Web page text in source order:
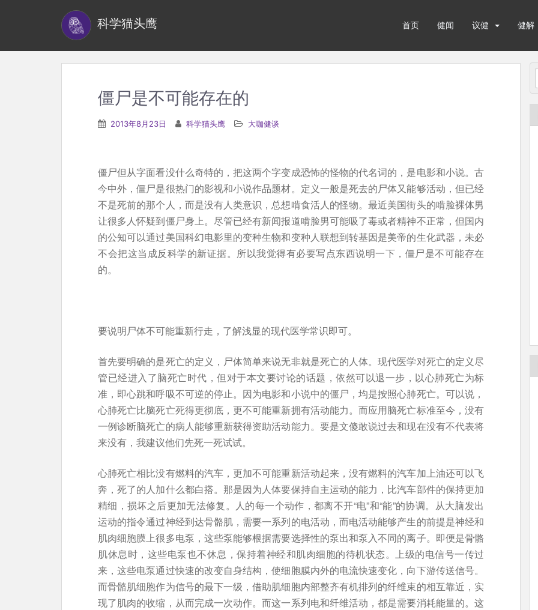
科学猫头鹰 首页 健闻 议健 健解
僵尸是不可能存在的
2013年8月23日 科学猫头鹰 大咖健谈
僵尸但从字面看没什么奇特的，把这两个字变成恐怖的怪物的代名词的，是电影和小说。古
今中外，僵尸是很热门的影视和小说作品题材。定义一般是死去的尸体又能够活动，但已经
不是死前的那个人，而是没有人类意识，总想啃食活人的怪物。最近美国街头的啃脸裸体男
让很多人怀疑到僵尸身上。尽管已经有新闻报道啃脸男可能吸了毒或者精神不正常，但国内
的公知可以通过美国科幻电影里的变种生物和变种人联想到转基因是美帝的生化武器，未必
不会把这当成反科学的新证据。所以我觉得有必要写点东西说明一下，僵尸是不可能存在
的。
要说明尸体不可能重新行走，了解浅显的现代医学常识即可。
首先要明确的是死亡的定义，尸体简单来说无非就是死亡的人体。现代医学对死亡的定义尽
管已经进入了脑死亡时代，但对于本文要讨论的话题，依然可以退一步，以心肺死亡为标
准，即心跳和呼吸不可逆的停止。因为电影和小说中的僵尸，均是按照心肺死亡。可以说，
心肺死亡比脑死亡死得更彻底，更不可能重新拥有活动能力。而应用脑死亡标准至今，没有
一例诊断脑死亡的病人能够重新获得资助活动能力。要是文傻敢说过去和现在没有不代表将
来没有，我建议他们先死一死试试。
心肺死亡相比没有燃料的汽车，更加不可能重新活动起来，没有燃料的汽车加上油还可以飞
奔，死了的人加什么都白搭。那是因为人体要保持自主运动的能力，比汽车部件的保持更加
精细，损坏之后更加无法修复。人的每一个动作，都离不开“电”和“能”的协调。从大脑发出
运动的指令通过神经到达骨骼肌，需要一系列的电活动，而电活动能够产生的前提是神经和
肌肉细胞膜上很多电泵，这些泵能够根据需要选择性的泵出和泵入不同的离子。即便是骨骼
肌休息时，这些电泵也不休息，保持着神经和肌肉细胞的待机状态。上级的电信号一传过
来，这些电泵通过快速的改变自身结构，使细胞膜内外的电流快速变化，向下游传送信号。
而骨骼肌细胞作为信号的最下一级，借助肌细胞内部整齐有机排列的纤维束的相互靠近，实
现了肌肉的收缩，从而完成一次动作。而这一系列电和纤维活动，都是需要消耗能量的。这